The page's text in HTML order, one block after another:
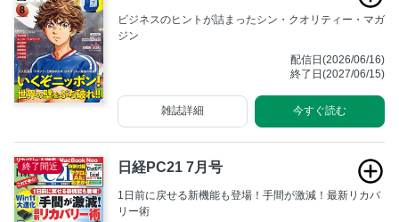
ビジネスのヒントが詰まったシン・クオリティー・マガ
ジン
配信日(2026/06/16)
終了日(2027/06/15)
今すぐ読む
雑誌詳細
終了間近 日経PC21 7月号
1日前に戻せる新機能も登場！手間が激減！最新リカバ
リー術